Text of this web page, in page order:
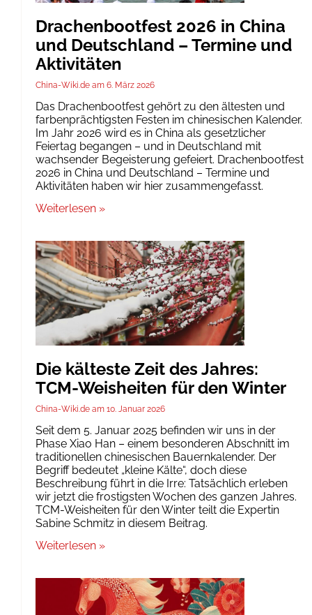
Drachenbootfest 2026 in China
und Deutschland – Termine und
Aktivitäten
China-Wiki.de 6. März 2026
Das Drachenbootfest gehört zu den ältesten und
farbenprächtigsten Festen im chinesischen Kalender.
Im Jahr 2026 wird es in China als gesetzlicher
Feiertag begangen – und in Deutschland mit
wachsender Begeisterung gefeiert. Drachenbootfest
2026 in China und Deutschland – Termine und
Aktivitäten haben wir hier zusammengefasst.
Weiterlesen »
Die kälteste Zeit des Jahres:
TCM-Weisheiten für den Winter
China-Wiki.de 10. Januar 2026
Seit dem 5. Januar 2025 befinden wir uns in der
Phase Xiao Han – einem besonderen Abschnitt im
traditionellen chinesischen Bauernkalender. Der
Begriff bedeutet „kleine Kälte“, doch diese
Beschreibung führt in die Irre: Tatsächlich erleben
wir jetzt die frostigsten Wochen des ganzen Jahres.
TCM-Weisheiten für den Winter teilt die Expertin
Sabine Schmitz in diesem Beitrag.
Weiterlesen »